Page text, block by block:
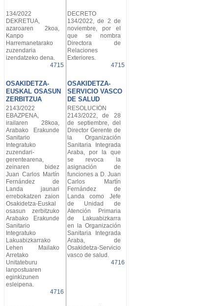
134/2022
DEKRETUA,
azaroaren 2koa,
Kanpo
Harremanetarako
zuzendaria
izendatzeko dena.
4715
DECRETO
134/2022, de 2 de
noviembre, por el
que se nombra
Directora de
Relaciones
Exteriores.
4715
OSAKIDETZA-
EUSKAL OSASUN
ZERBITZUA
OSAKIDETZA-
SERVICIO VASCO
DE SALUD
2143/2022
EBAZPENA,
irailaren 28koa,
Arabako Erakunde
Sanitario
Integratuko
zuzendari-
gerentearena,
zeinaren bidez
Juan Carlos Martín
Fernández de
Landa jaunari
errebokatzen zaion
Osakidetza-Euskal
osasun zerbitzuko
Arabako Erakunde
Sanitario
Integratuko
Lakuabizkarrako
Lehen Mailako
Arretako
Unitateburu
lanpostuaren
eginkizunen
esleipena.
4716
RESOLUCIÓN
2143/2022, de 28
de septiembre, del
Director Gerente de
la Organización
Sanitaria Integrada
Araba, por la que
se revoca la
asignación de
funciones a D. Juan
Carlos Martín
Fernández de
Landa como Jefe
de Unidad de
Atención Primaria
de Lakuabizkarra
en la Organización
Sanitaria Integrada
Araba, de
Osakidetza-Servicio
vasco de salud.
4716